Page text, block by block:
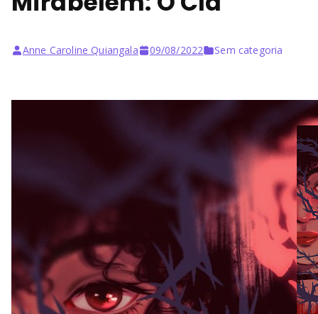
Anne Caroline Quiangala 09/08/2022 Sem categoria